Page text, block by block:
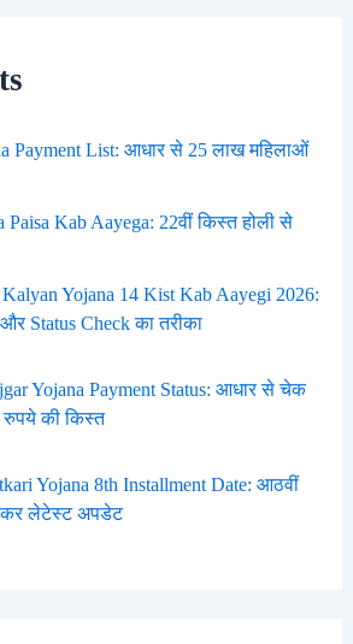
Payment List: आधार से 25 लाख महिलाओं
Kab Aayega: 22वीं किस्त होली से
Yojana 14 Kist Kab Aayegi 2026:
Status Check का तरीका
Yojana Payment Status: आधार से चेक
की किस्त
Yojana 8th Installment Date: आठवीं
लेटेस्ट अपडेट